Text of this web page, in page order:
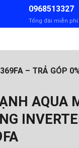
0968513327
Tổng đài miễn phí
– TRẢ GÓP
AQUA